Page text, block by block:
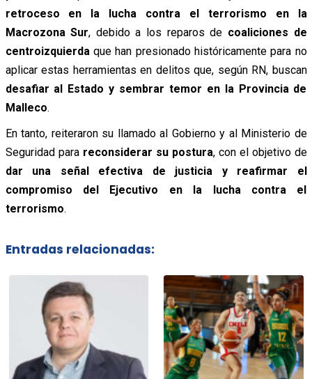
retroceso en la lucha contra el terrorismo en la
Macrozona Sur, debido a los reparos de coaliciones de
centroizquierdaque han presionado históricamente para no
aplicar estas herramientas en delitos que, según RN, buscan
desafiar al Estado y sembrar temor en la Provincia de
Malleco.
En tanto, reiteraron su llamado al Gobierno y al Ministerio de
Seguridad para reconsiderar su postura, con el objetivo de
dar una señal efectiva de justicia y reafirmar el
compromiso del Ejecutivo en la lucha contra el
terrorismo.
Entradas relacionadas: